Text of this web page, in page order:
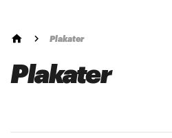
Shop Plakater
Plakater